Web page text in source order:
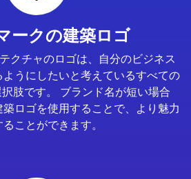
ークの建築ロゴ
クチャのロゴは、自分のビジネス
うにしたいと考えているすべての
肢です。 ブランド名が短い場合
ロゴを使用することで、より魅力
ことができます。